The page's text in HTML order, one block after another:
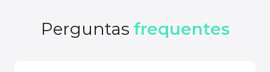
Perguntas frequentes